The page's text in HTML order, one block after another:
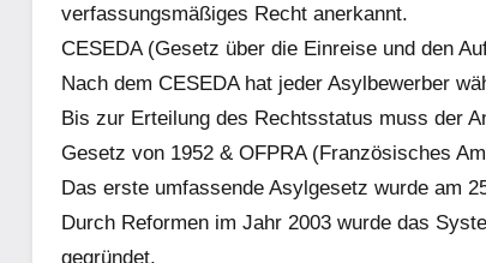
verfassungsmäßiges Recht anerkannt.
CESEDA (Gesetz über die Einreise und den
Nach dem CESEDA hat jeder Asylbewerber
Bis zur Erteilung des Rechtsstatus muss der
Gesetz von 1952 & OFPRA (Französisches
Das erste umfassende Asylgesetz wurde am
Durch Reformen im Jahr 2003 wurde das
gegründet.